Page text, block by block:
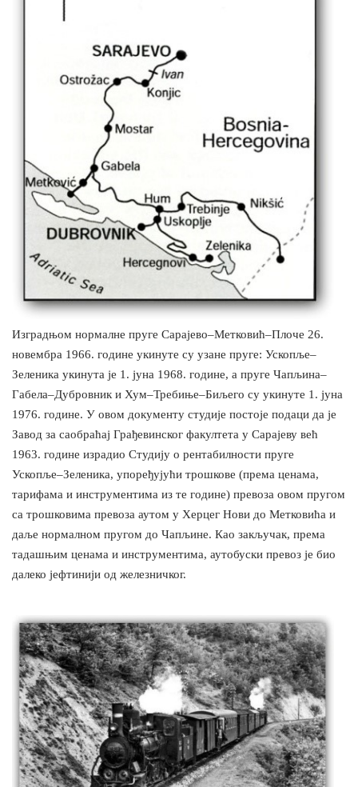
Изградњом нормалне пруге Сарајево–Метковић–Плоче 26.
новембра 1966. године укинуте су узане пруге: Ускопље–
Зеленика укинута је 1. јуна 1968. године, а пруге Чапљина–
Габела–Дубровник и Хум–Требиње–Биљего су укинуте 1. јуна
1976. године. У овом документу студије постоје подаци да је
Завод за саобраћај Грађевинског факултета у Сарајеву већ
1963. године израдио Студију о рентабилности пруге
Ускопље–Зеленика, упоређујући трошкове (према ценама,
тарифама и инструментима из те године) превоза овом пругом
са трошковима превоза аутом у Херцег Нови до Метковића и
даље нормалном пругом до Чапљине. Као закључак, према
тадашњим ценама и инструментима, аутобуски превоз је био
далеко јефтинији од железничког.